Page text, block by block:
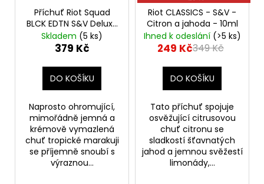
Příchuť Riot Squad
BLCK EDTN S&V Deluxe
Passionfruit & Rhubarb
10mlMarakuja s
Skladem (5 ks)
379 Kč
DO KOŠÍKU
Naprosto ohromující,
mimořádně jemná a
krémově vymazlená
chuť tropické marakuji
se příjemně snoubí s
výraznou...
Riot CLASSICS - S&V -
Citron a jahoda - 10ml
Ihned k odeslání (>5 ks)
249 Kč349 Kč
DO KOŠÍKU
Tato příchuť spojuje
osvěžující citrusovou
chuť citronu se
sladkostí šťavnatých
jahod a jemnou svěžestí
limonády,...